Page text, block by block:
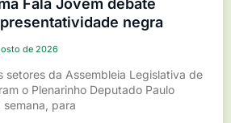
Fala Jovem debate
negra
de 2026
setores da Assembleia Legislativa de
o Plenarinho Deputado Paulo
para